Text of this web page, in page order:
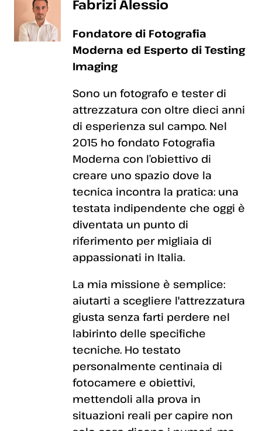
Fabrizi Alessio
Fondatore di Fotografia
Moderna ed Esperto di Testing
Imaging
Sono un fotografo e tester di
attrezzatura con oltre dieci anni
di esperienza sul campo. Nel
2015 ho fondato Fotografia
Moderna con l’obiettivo di
creare uno spazio dove la
tecnica incontra la pratica: una
testata indipendente che oggi è
diventata un punto di
riferimento per migliaia di
appassionati in Italia.
La mia missione è semplice:
aiutarti a scegliere l'attrezzatura
giusta senza farti perdere nel
labirinto delle specifiche
tecniche. Ho testato
personalmente centinaia di
fotocamere e obiettivi,
mettendoli alla prova in
situazioni reali per capire non